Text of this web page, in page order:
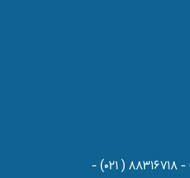
تلفن: ۸۸۳۱۵۴۴۲ ( ۰۲۱) - ۸۸۳۱۶۷۱۸ ( ۰۲۱) -